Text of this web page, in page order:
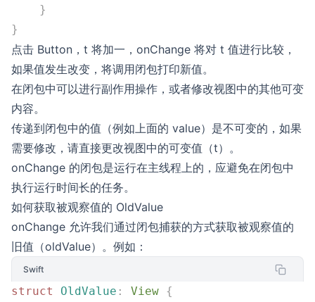
    }
}
点击 Button，t 将加一，onChange 将对 t 值进行比较，
如果值发生改变，将调用闭包打印新值。
在闭包中可以进行副作用操作，或者修改视图中的其他可变
内容。
传递到闭包中的值（例如上面的 value）是不可变的，如果
需要修改，请直接更改视图中的可变值（t）。
onChange 的闭包是运行在主线程上的，应避免在闭包中
执行运行时间长的任务。
如何获取被观察值的 OldValue
onChange 允许我们通过闭包捕获的方式获取被观察值的
旧值（oldValue）。例如：
Swift
struct OldValue : View {